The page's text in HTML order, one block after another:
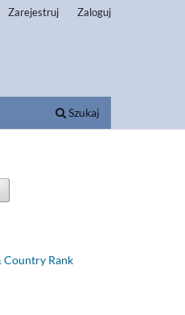
Szukaj
Zarejestruj Zaloguj